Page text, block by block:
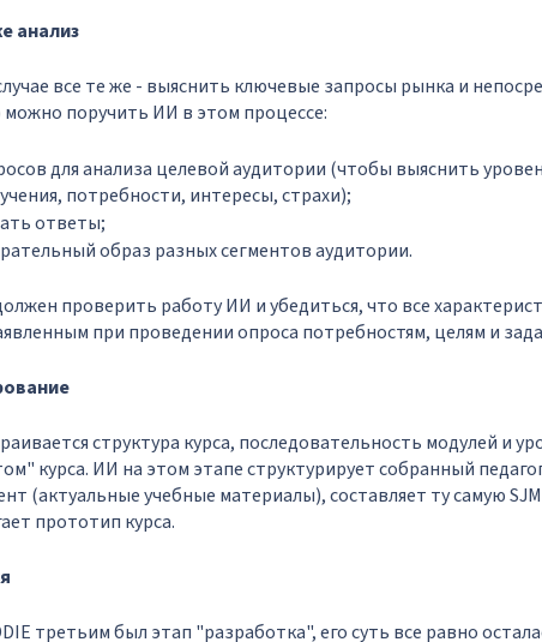
анализ
все те же - выяснить ключевые запросы рынка и
поручить ИИ в этом процессе:
для анализа целевой аудитории (чтобы выяснить
потребности, интересы, страхи);
ответы;
образ разных сегментов аудитории.
проверить работу ИИ и убедиться, что все
при проведении опроса потребностям, целям и
структура курса, последовательность модулей и
курса. ИИ на этом этапе структурирует собранный
(актуальные учебные материалы), составляет ту самую
прототип курса.
третьим был этап "разработка", его суть все равно